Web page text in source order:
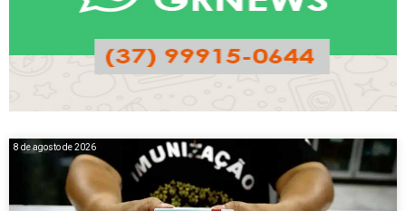
8 de agosto de 2026